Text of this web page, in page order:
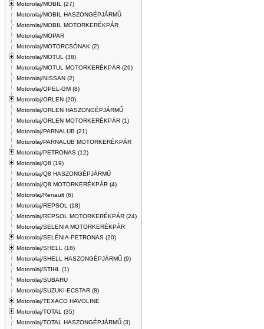
Motorolaj/MOBIL (27)
Motorolaj/MOBIL HASZONGÉPJÁRMŰ
Motorolaj/MOBIL MOTORKERÉKPÁR
Motorolaj/MOPAR
Motorolaj/MOTORCSÓNAK (2)
Motorolaj/MOTUL (38)
Motorolaj/MOTUL MOTORKERÉKPÁR (26)
Motorolaj/NISSAN (2)
Motorolaj/OPEL-GM (8)
Motorolaj/ORLEN (20)
Motorolaj/ORLEN HASZONGÉPJÁRMŰ
Motorolaj/ORLEN MOTORKERÉKPÁR (1)
Motorolaj/PARNALUB (21)
Motorolaj/PARNALUB MOTORKERÉKPÁR
Motorolaj/PETRONAS (12)
Motorolaj/Q8 (19)
Motorolaj/Q8 HASZONGÉPJÁRMŰ
Motorolaj/Q8 MOTORKERÉKPÁR (4)
Motorolaj/Renault (6)
Motorolaj/REPSOL (18)
Motorolaj/REPSOL MOTORKERÉKPÁR (24)
Motorolaj/SELENIA MOTORKERÉKPÁR
Motorolaj/SELÉNIA-PETRONAS (20)
Motorolaj/SHELL (18)
Motorolaj/SHELL HASZONGÉPJÁRMŰ (9)
Motorolaj/STIHL (1)
Motorolaj/SUBARU
Motorolaj/SUZUKI-ECSTAR (8)
Motorolaj/TEXACO HAVOLINE
Motorolaj/TOTAL (35)
Motorolaj/TOTAL HASZONGÉPJÁRMŰ (3)